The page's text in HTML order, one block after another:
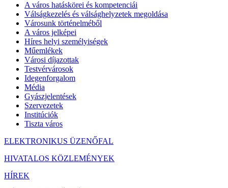
A város hatáskörei és kompetenciái
Válságkezelés és válsághelyzetek megoldása
Városunk történelméből
A város jelképei
Híres helyi személyiségek
Műemlékek
Városi díjazottak
Testvérvárosok
Idegenforgalom
Média
Gyászjelentések
Szervezetek
Institúciók
Tiszta város
ELEKTRONIKUS ÜZENŐFAL
HIVATALOS KÖZLEMÉNYEK
HÍREK